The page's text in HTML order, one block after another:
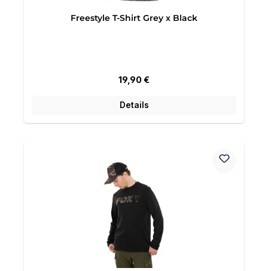
Freestyle T-Shirt Grey x Black
Regulärer Preis:
19,90 €
Details